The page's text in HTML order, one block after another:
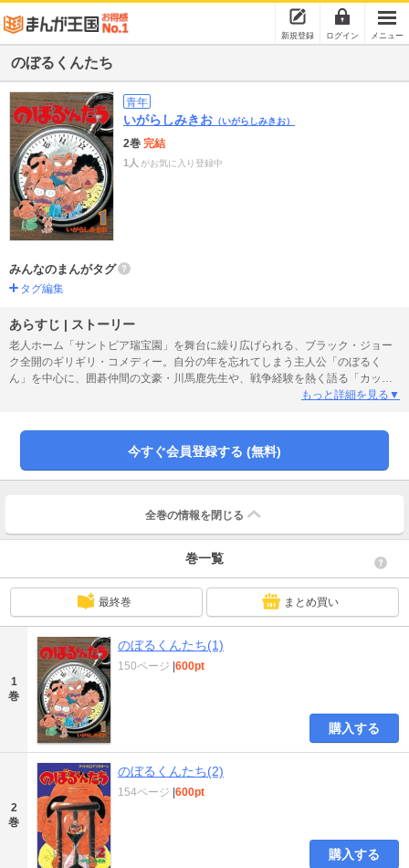
新規登録 ログイン メニュー
のぼるくんたち
青年
いがらしみきお （いがらしみきお）
2巻 完結
1人 がお気に入り登録中
みんなのまんがタグ
タグ編集
あらすじ | ストーリー
老人ホーム「サントピア瑞宝園」を舞台に繰り広げられる、ブラック・ジョー
ク全開のギリギリ・コメディー。自分の年を忘れてしまう主人公「のぼるく
ん」を中心に、囲碁仲間の文豪・川馬鹿先生や、戦争経験を熱く語る「カッコ
イイじいさん」こと靖春くんなど、個性豊かなお年寄りたちには、今日もスゴ
おの衝撃作、ついに復活！
もっと詳細を見る▼
今すぐ会員登録する (無料)
全巻の情報を 閉じる
巻一覧
最終巻 まとめ買い
1
巻
のぼるくんたち(1)
150ページ 600pt
購入する
2
巻
のぼるくんたち(2)
154ページ 600pt
購入する